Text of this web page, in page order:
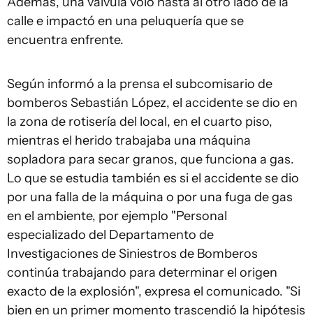
calle e impactó en una peluquería que se
encuentra enfrente.
Según informó a la prensa el subcomisario de
bomberos Sebastián López, el accidente se dio en
la zona de rotisería del local, en el cuarto piso,
mientras el herido trabajaba una máquina
sopladora para secar granos, que funciona a gas.
Lo que se estudia también es si el accidente se dio
por una falla de la máquina o por una fuga de gas
en el ambiente, por ejemplo "Personal
especializado del Departamento de
Investigaciones de Siniestros de Bomberos
continúa trabajando para determinar el origen
exacto de la explosión", expresa el comunicado. "Si
bien en un primer momento trascendió la hipótesis